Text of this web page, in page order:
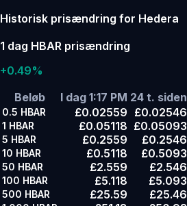
Historisk prisændring for Hedera
1 dag HBAR prisændring
+0.49%
Beløb
I dag 1:17 PM 24 t. siden
0.5 HBAR £0.02559 £0.02546
1 HBAR £0.05118 £0.05093
5 HBAR £0.2559 £0.2546
10 HBAR £0.5118 £0.5093
50 HBAR £2.559 £2.546
100 HBAR £5.118 £5.093
500 HBAR £25.59 £25.46